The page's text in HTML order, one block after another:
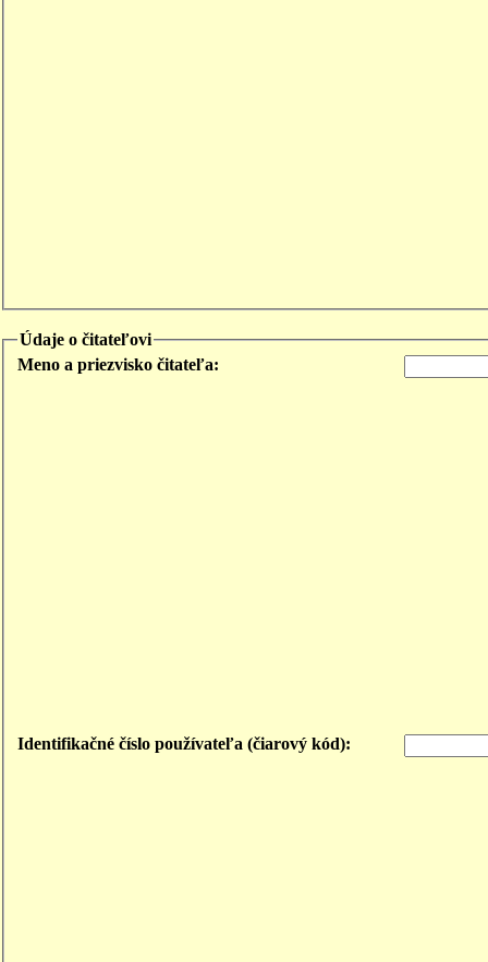
Údaje o čitateľovi
Meno a priezvisko čitateľa:
Identifikačné číslo používateľa (čiarový kód):